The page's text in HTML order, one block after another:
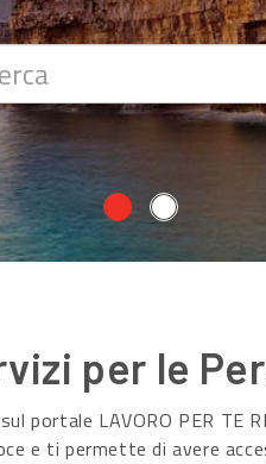
per le
portale LAVORO PER TE
e ti permette di avere